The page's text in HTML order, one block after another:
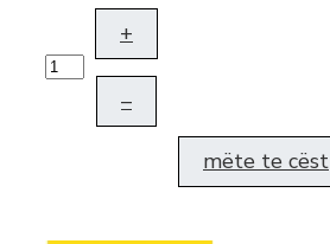
+
–
mëte te cëst